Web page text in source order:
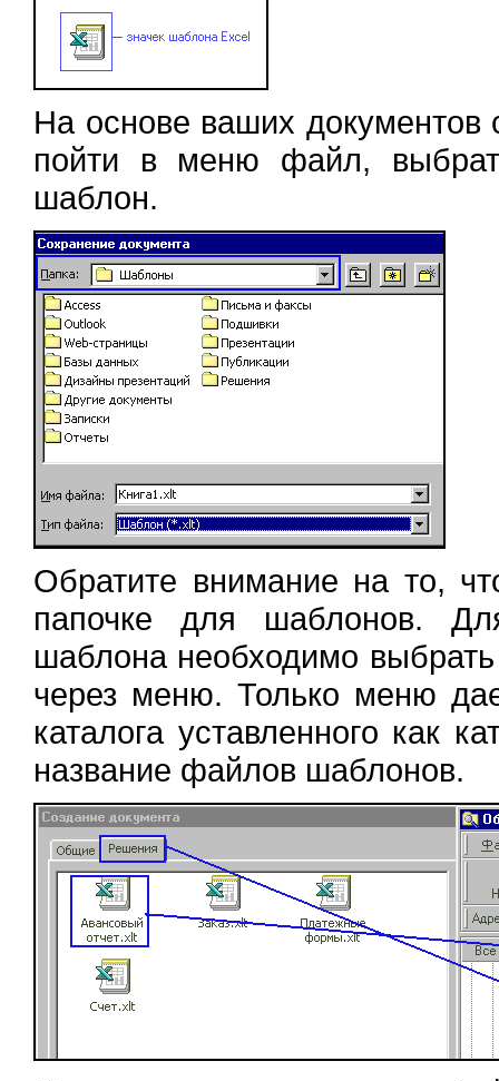
На основе ваших документов
пойти в меню файл,
шаблон.
Обратите внимание на то,
папочке для шаблонов.
шаблона необходимо
через меню. Только меню
каталога уставленного как
название файлов шаблонов.